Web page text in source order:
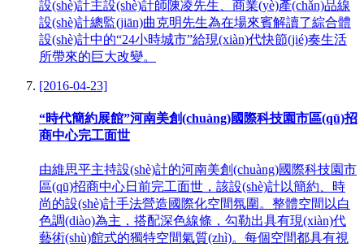
設(shè)計主設(shè)計師陳凌先生、商業(yè)產(chǎn)品線
設(shè)計總監(jiān)曲克明先生為在場來賓解讀了綜合體
設(shè)計中的“24小時城市”給現(xiàn)代快節(jié)奏生活
所帶來的巨大改變。
[2016-04-23]
“時代簡約展館”河南美創(chuàng)國際科技園市區(qū)招
商中心完工面世
由維思平主持設(shè)計的河南美創(chuàng)國際科技園市
區(qū)招商中心日前完工面世，該設(shè)計以簡約、時
尚的設(shè)計手法營造國際化空間氛圍。整體空間以白
色調(diào)為主，搭配深色線條，勾勒出具有現(xiàn)代
藝術(shù)館式的獨特空間氣質(zhì)。每個空間都具有視